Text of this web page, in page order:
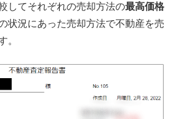
してそれぞれの売却方法の最高価格
状況にあった売却方法で不動産を売
。